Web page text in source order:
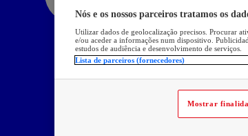
Nós e os nossos parceiros tratamos os
Utilizar dados de geolocalização precisos. Procurar
e/ou aceder a informações num dispositivo.
estudos de audiência e desenvolvimento de serviços.
Lista de parceiros (fornecedores)
Mostrar